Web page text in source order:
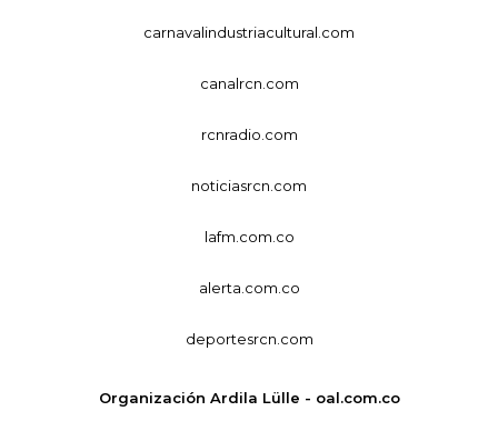
carnavalindustriacultural.com
canalrcn.com
rcnradio.com
noticiasrcn.com
lafm.com.co
alerta.com.co
deportesrcn.com
Organización Ardila Lülle - oal.com.co